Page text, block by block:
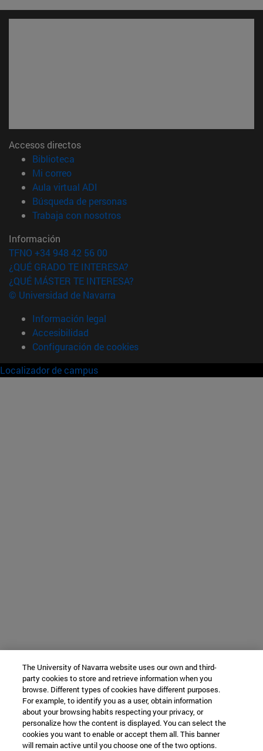
Accesos directos
Biblioteca
Mi correo(abre en nueva ventana)
Aula virtual ADI
Búsqueda de personas(abre en nueva ventana)
Trabaja con nosotros(abre en nueva ventana)
Información
TFNO +34 948 42 56 00
¿QUÉ GRADO TE INTERESA?
¿QUÉ MÁSTER TE INTERESA?
© Universidad de Navarra
Información legal
Accesibilidad
Configuración de cookies
Localizador de campus
The University of Navarra website uses our own and third-
party cookies to store and retrieve information when you
browse. Different types of cookies have different purposes.
For example, to identify you as a user, obtain information
about your browsing habits respecting your privacy, or
personalize how the content is displayed. You can select the
cookies you want to enable or accept them all. This banner
will remain active until you choose one of the two options.